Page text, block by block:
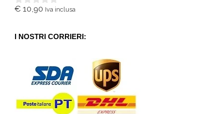
0
5
€ 10,90 Iva inclusa
I NOSTRI CORRIERI: